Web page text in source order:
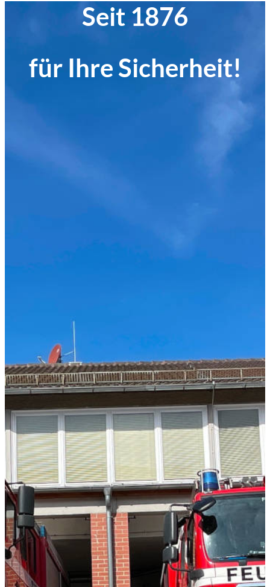
Seit 1876
für Ihre Sicherheit!